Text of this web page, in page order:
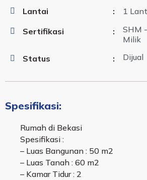
Lantai
:
1
Sertifikasi
:
SHM
Milik
Status
: Dijual
Spesifikasi:
Rumah di Bekasi
Spesifikasi :
– Luas Bangunan : 50 m2
– Luas Tanah : 60 m2
– Kamar Tidur : 2